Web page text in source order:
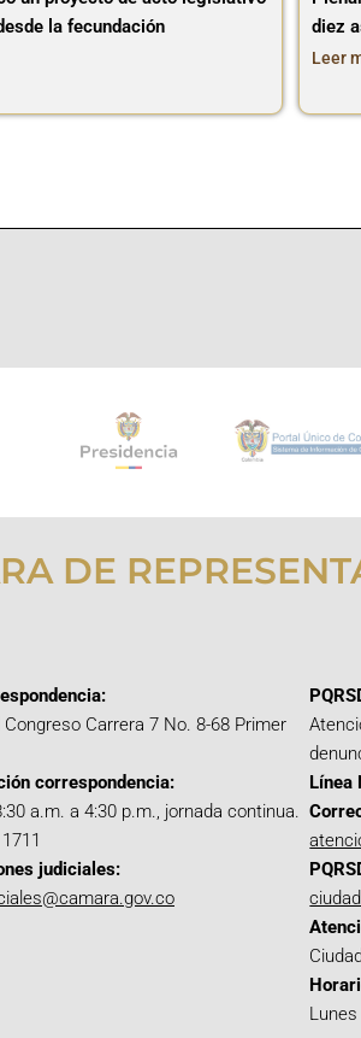
la fecundación
diez
Leer
DE
Carrera 7 No. 8-68 Primer
correspondencia:
a.m. a 4:30 p.m., jornada continua.
judiciales:
Línea